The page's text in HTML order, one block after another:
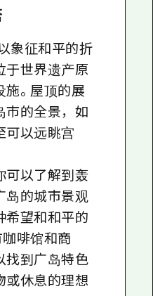
象征和平的折
于世界遗产原
。屋顶的展
市的全景，如
可以远眺宫
可以了解到轰
岛的城市景观
希望和和平的
啡馆和商
找到广岛特色
或休息的理想